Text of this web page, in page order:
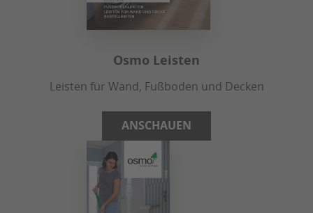
Osmo Leisten
Leisten für Wand, Fußboden und Decken
ANSCHAUEN